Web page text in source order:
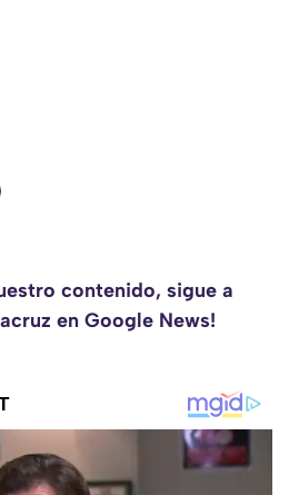
contenido, sigue a
en Google News!